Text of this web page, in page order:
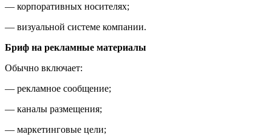
— корпоративных носителях;
— визуальной системе компании.
Бриф на рекламные материалы
Обычно включает:
— рекламное сообщение;
— каналы размещения;
— маркетинговые цели;